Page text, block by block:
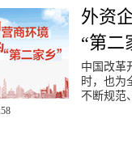
外资
“第二
中国改革
时，也为
不断规范